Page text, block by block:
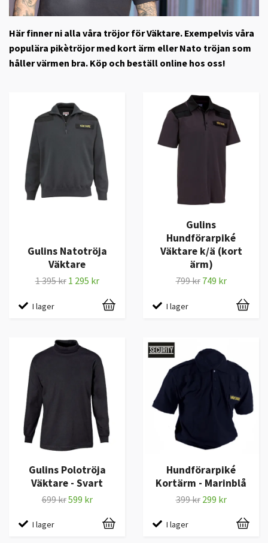
Här finner ni alla våra tröjor för Väktare. Exempelvis våra
populära pikètröjor med kort ärm eller Nato tröjan som
håller värmen bra. Köp och beställ online hos oss!
Gulins Natotröja
Väktare
1 395 kr 1 295 kr
I lager
Gulins
Hundförarpiké
Väktare k/ä (kort
ärm)
799 kr 749 kr
I lager
Gulins Polotröja
Väktare - Svart
699 kr599 kr
I lager
Hundförarpiké
Kortärm - Marinblå
399 kr 299 kr
I lager